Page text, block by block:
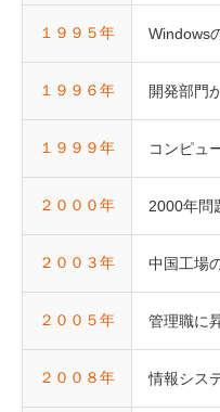
１９９５年 Windows
１９９６年 開発部門
１９９９年 コンピュ
２０００年 2000年問
２００３年 中国工場
２００５年 管理職に
２００８年 情報シス